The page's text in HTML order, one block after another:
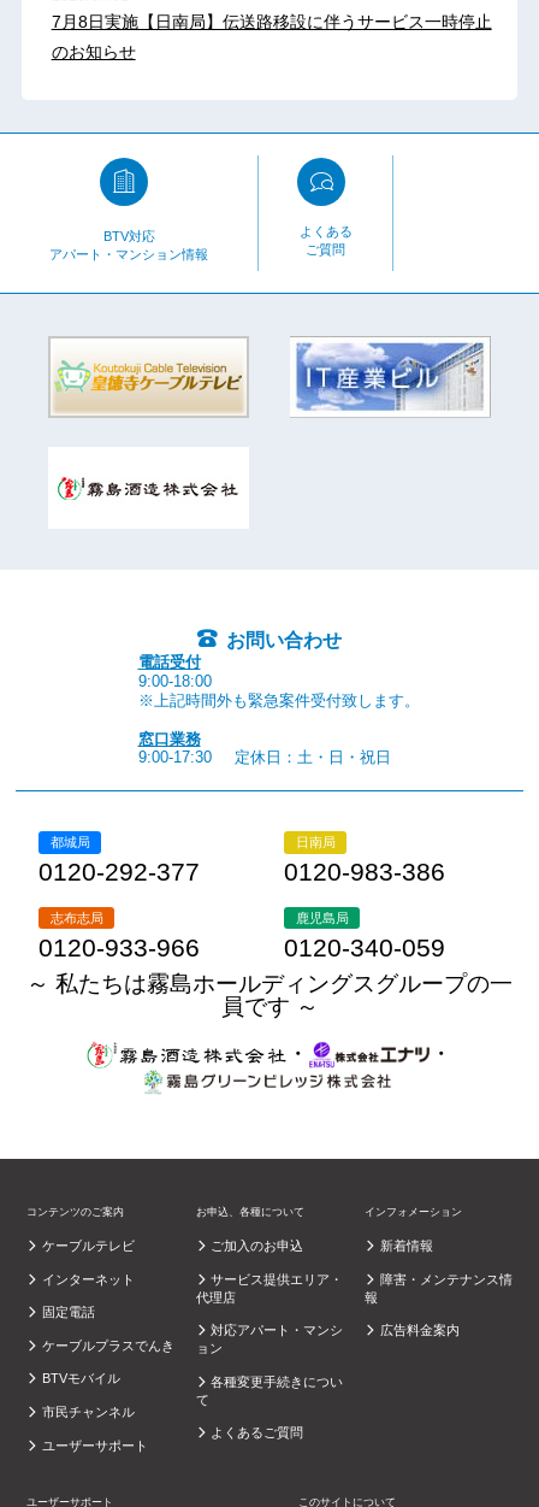
7月8日実施【日南局】伝送路移設に伴うサービス一時停止
のお知らせ
BTV対応
アパート・マンション情報
よくある
ご質問
お問い合わせ
電話受付
9:00-18:00
※上記時間外も緊急案件受付致します。
窓口業務
9:00-17:30
定休日：土・日・祝日
都城局
0120-292-377
日南局
0120-983-386
志布志局
0120-933-966
鹿児島局
0120-340-059
～ 私たちは霧島ホールディングスグループの一
員です ～
・
・
コンテンツのご案内
ケーブルテレビ
インターネット
固定電話
ケーブルプラスでんき
BTVモバイル
市民チャンネル
ユーザーサポート
お申込、各種について
ご加入のお申込
サービス提供エリア・
代理店
対応アパート・マンシ
ョン
各種変更手続きについ
て
よくあるご質問
インフォメーション
新着情報
障害・メンテナンス情
報
広告料金案内
ユーザーサポート このサイトについて